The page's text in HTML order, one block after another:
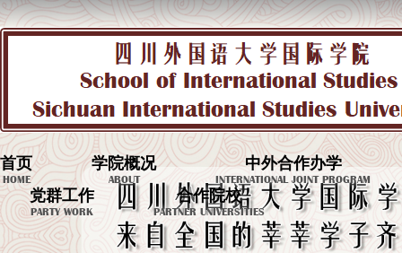
首页
HOME
学院概况
ABOUT
中外合作办学
INTERNATIONAL JOINT PROGRAM
党群工作
PARTY WORK
合作院校
PARTNER UNIVERSITIES